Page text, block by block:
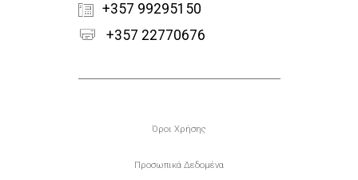
+357 99295150
+357 22770676
Υποσέλιδο
Όροι Χρήσης
Προσωπικά Δεδομένα